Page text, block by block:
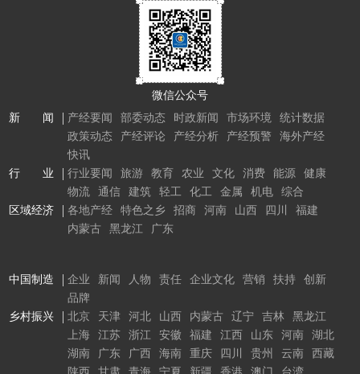
微信公众号
新 闻
产经要闻 部委动态 时政新闻 市场环境
统计数据
政策动态
产经评论 产经分析 产经预警
海外产经
快讯
行 业
行业要闻 旅游 教育 农业 文化 消费 能源
健康
物流
通信 建筑 轻工 化工 金属 机电
综合
区域经济
各地产经 特色之乡 招商 河南 山西 四川
福建
内蒙古
黑龙江 广东
中国制造 企业 新闻 人物 责任 企业文化 营销 扶持
创新
品牌
乡村振兴
北京 天津 河北 山西 内蒙古 辽宁 吉林
黑龙江
上海
江苏 浙江 安徽 福建 江西 山东 河南
湖北
湖南
广东 广西 海南 重庆 四川 贵州 云南
西藏